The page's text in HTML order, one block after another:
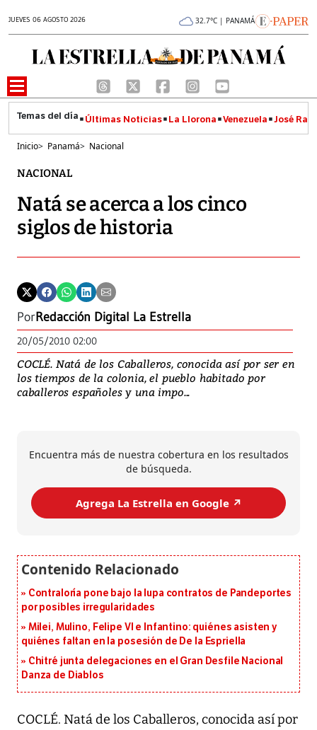
JUEVES 06 AGOSTO 2026 32.7°C | PANAMÁ
Últimas Noticias La Llorona Venezuela José
Inicio> Panamá> Nacional
NACIONAL
Natá se acerca a los cinco
siglos de historia
PorRedacción Digital La Estrella
20/05/2010 02:00
COCLÉ. Natá de los Caballeros, conocida así por ser en
los tiempos de la colonia, el pueblo habitado por
caballeros españoles y una impo...
Encuentra más de nuestra cobertura en los resultados
de búsqueda.
Agrega La Estrella en Google ↗️
Contraloría pone bajo la lupa contratos de Pandeportes
por posibles irregularidades
Milei, Mulino, Felipe VI e Infantino: quiénes asisten y
quiénes faltan en la posesión de De la Espriella
Chitré junta delegaciones en el Gran Desfile Nacional
Danza de Diablos
COCLÉ. Natá de los Caballeros, conocida así por